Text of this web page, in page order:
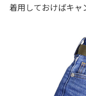
着用しておけばキャ